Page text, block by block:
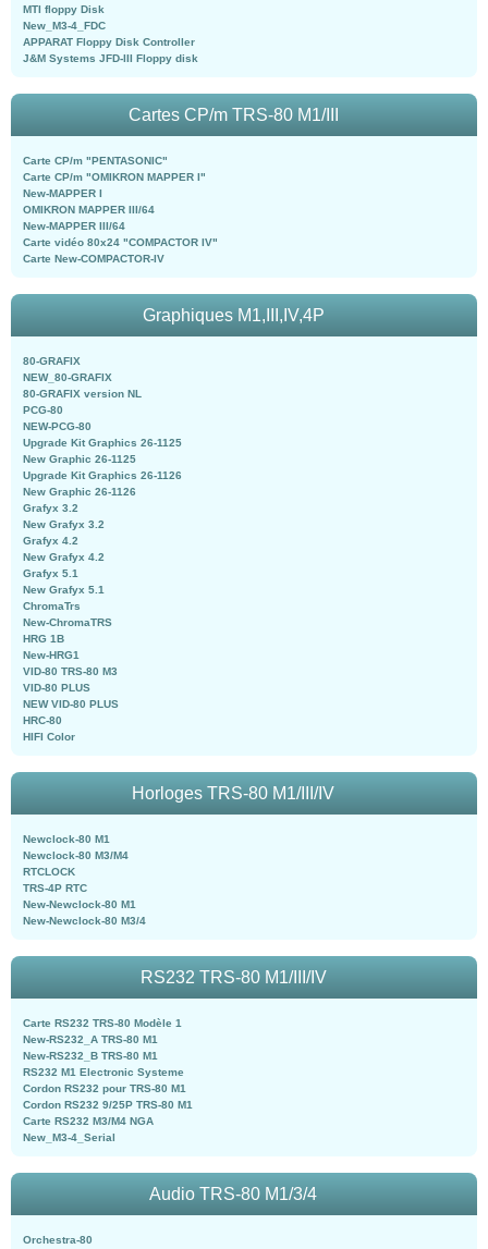
MTI floppy Disk
New_M3-4_FDC
APPARAT Floppy Disk Controller
J&M Systems JFD-III Floppy disk
Cartes CP/m TRS-80 M1/III
Carte CP/m "PENTASONIC"
Carte CP/m "OMIKRON MAPPER I"
New-MAPPER I
OMIKRON MAPPER III/64
New-MAPPER III/64
Carte vidéo 80x24 "COMPACTOR IV"
Carte New-COMPACTOR-IV
Graphiques M1,III,IV,4P
80-GRAFIX
NEW_80-GRAFIX
80-GRAFIX version NL
PCG-80
NEW-PCG-80
Upgrade Kit Graphics 26-1125
New Graphic 26-1125
Upgrade Kit Graphics 26-1126
New Graphic 26-1126
Grafyx 3.2
New Grafyx 3.2
Grafyx 4.2
New Grafyx 4.2
Grafyx 5.1
New Grafyx 5.1
ChromaTrs
New-ChromaTRS
HRG 1B
New-HRG1
VID-80 TRS-80 M3
VID-80 PLUS
NEW VID-80 PLUS
HRC-80
HIFI Color
Horloges TRS-80 M1/III/IV
Newclock-80 M1
Newclock-80 M3/M4
RTCLOCK
TRS-4P RTC
New-Newclock-80 M1
New-Newclock-80 M3/4
RS232 TRS-80 M1/III/IV
Carte RS232 TRS-80 Modèle 1
New-RS232_A TRS-80 M1
New-RS232_B TRS-80 M1
RS232 M1 Electronic Systeme
Cordon RS232 pour TRS-80 M1
Cordon RS232 9/25P TRS-80 M1
Carte RS232 M3/M4 NGA
New_M3-4_Serial
Audio TRS-80 M1/3/4
Orchestra-80